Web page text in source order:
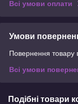
Всі умови оплати
Умови
Повернення товару
Всі умови
Подібні товари